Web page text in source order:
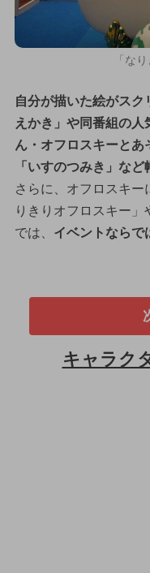
「な
自分が描いた絵がス
えかき」や同番組の人
ん・オフロスキーとあ
「いすのつみき」な
さらに、オフロスキ
りきりオフロスキー」
では、 イベントならで
キャラク